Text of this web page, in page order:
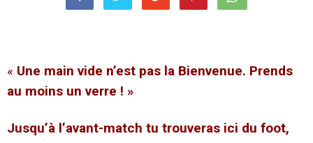
« Une main vide n’est pas la Bienvenue. Prends
au moins un verre ! »
Jusqu’à l’avant-match tu trouveras ici du foot,